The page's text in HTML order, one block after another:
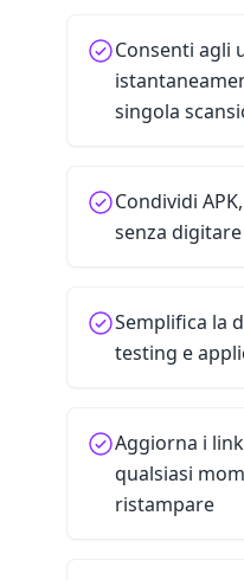
Consenti agli
singola
Condividi
senza digitare
Semplifica la
testing e
Aggiorna i
qualsiasi
ristampare